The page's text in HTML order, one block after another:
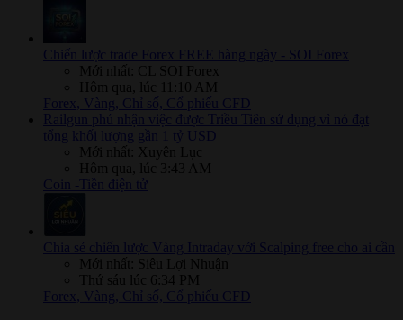
Chiến lược trade Forex FREE hàng ngày - SOI Forex
Mới nhất: CL SOI Forex
Hôm qua, lúc 11:10 AM
Forex, Vàng, Chỉ số, Cổ phiếu CFD
Railgun phủ nhận việc được Triều Tiên sử dụng vì nó đạt
tổng khối lượng gần 1 tỷ USD
Mới nhất: Xuyên Lục
Hôm qua, lúc 3:43 AM
Coin -Tiền điện tử
Chia sẻ chiến lược Vàng Intraday với Scalping free cho ai cần
Mới nhất: Siêu Lợi Nhuận
Thứ sáu lúc 6:34 PM
Forex, Vàng, Chỉ số, Cổ phiếu CFD